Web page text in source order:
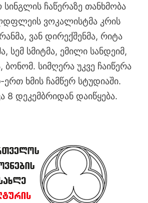
ჩაწერაზე თანხმობა
ვოკალისტმა კრის
ვან დირექშენმა, რიტა
სემ სმიტმა, ემილი სანდეიმ,
სიმღერა უკვე ჩაიწერა
ხმის ჩამწერ სტუდიაში.
8 დეკემბრიდან დაიწყება.